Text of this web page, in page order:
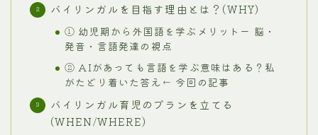
バイリンガルを目指す理由とは？(WHY)
① 幼児期から外国語を学ぶメリットー 脳・
発音・言語発達の視点
② AIがあっても言語を学ぶ意味はある？私
がたどり着いた答え← 今回の記事
バイリンガル育児のプランを立てる
(WHEN/WHERE)